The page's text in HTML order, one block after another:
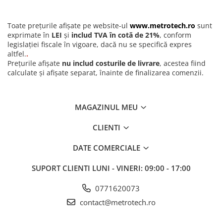
Rigle, rulete, benzi grosime
Benzi grosime
Rulete
Roti de masura
Cronometru si numaratoare
Cantare si dinamometre industriale
Cantare de precizie
Cantare cu platforma
Masuratori dimensionale in zone greu accesibile
Continut pachet:
Ceas comparator digital exterior
Baterie inclusa (tip CR2032)
Manual de utilizare
Toate prețurile afișate pe website-ul www.metrotech.ro sunt
exprimate în LEI și includ TVA în cotă de 21%, conform
legislației fiscale în vigoare, dacă nu se specifică expres
altfel..
Prețurile afișate nu includ costurile de livrare, acestea fiind
calculate și afișate separat, înainte de finalizarea comenzii.
MAGAZINUL MEU
CLIENTI
DATE COMERCIALE
SUPORT CLIENTI LUNI - VINERI: 09:00 - 17:00
0771620073
contact@metrotech.ro